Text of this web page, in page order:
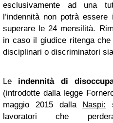
esclusivamente ad una
l’indennità non potrà
superare le 24 mensilità.
in caso il giudice ritenga
disciplinari o discriminatori
Le indennità di
(introdotte dalla legge
maggio 2015 dalla Naspi:
lavoratori che